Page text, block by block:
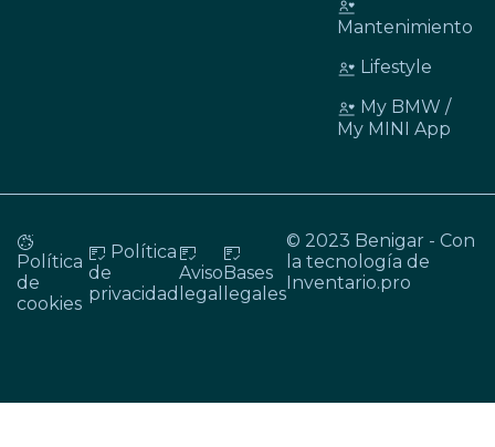
Mantenimiento
Lifestyle
My BMW /
My MINI App
Política
de
cookies
Política
de
privacidad
Aviso
legal
Bases
legales
© 2023 Benigar - Con
la tecnología de
Inventario.pro